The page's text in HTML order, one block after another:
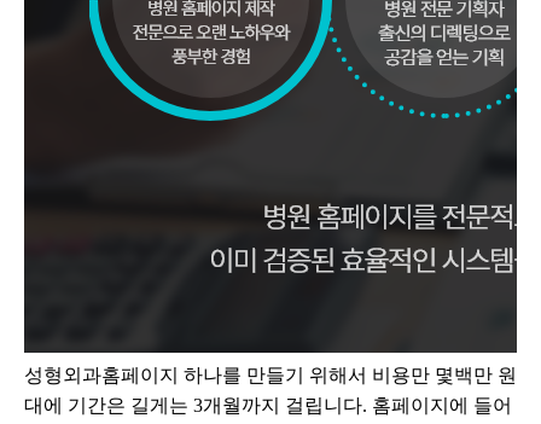
성형외과홈페이지 하나를 만들기 위해서 비용만 몇백만 원
대에 기간은 길게는 3개월까지 걸립니다. 홈페이지에 들어